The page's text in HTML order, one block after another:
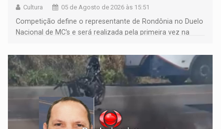
Cultura 05 de Agosto de 2026 às 15:51
Competição define o representante de Rondônia no Duelo
Nacional de MC's e será realizada pela primeira vez na